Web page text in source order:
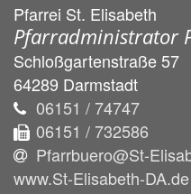
Pfarrei St. Elisabeth
Pfarradministrator
Schloßgartenstraße 57
64289 Darmstadt
06151 / 74747
06151 / 732586
Pfarrbuero@St-
www.St-Elisabeth-DA.de